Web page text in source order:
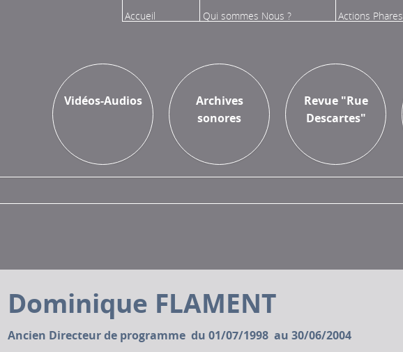
Accueil Qui sommes Nous ? Actions Phares
Revue "Rue
Descartes"
Archives
sonores
Sur l'Inathèque
Vidéos-Audios
Vidéos
Dominique FLAMENT
Ancien Directeur de programme du 01/07/1998 au 30/06/2004